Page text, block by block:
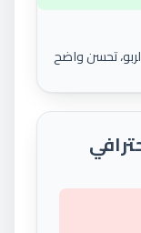
تحسن واضح